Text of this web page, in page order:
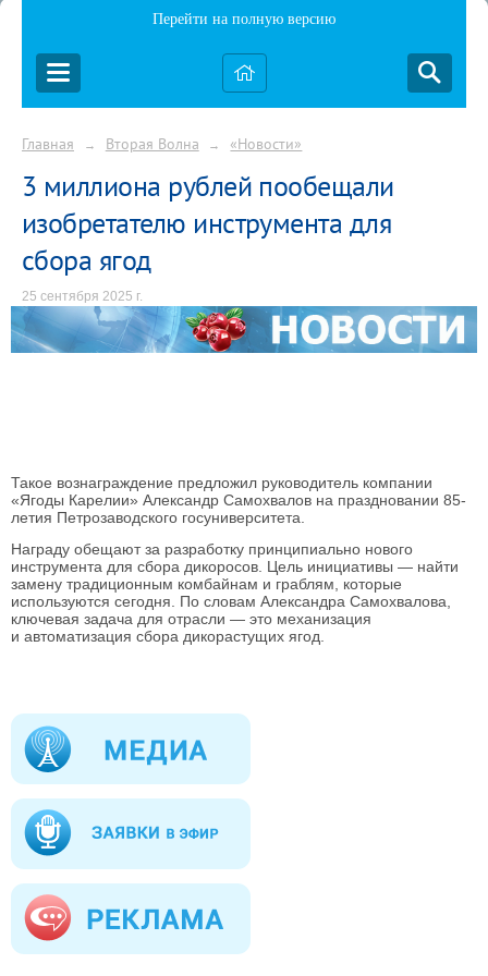
Перейти на полную версию
Главная → Вторая Волна → «Новости»
3 миллиона рублей пообещали
изобретателю инструмента для
сбора ягод
25 сентября 2025 г.
Такое вознаграждение предложил руководитель компании
«Ягоды Карелии» Александр Самохвалов на праздновании 85-
летия Петрозаводского госуниверситета.
Награду обещают за разработку принципиально нового
инструмента для сбора дикоросов. Цель инициативы — найти
замену традиционным комбайнам и граблям, которые
используются сегодня. По словам Александра Самохвалова,
ключевая задача для отрасли — это механизация
и автоматизация сбора дикорастущих ягод.